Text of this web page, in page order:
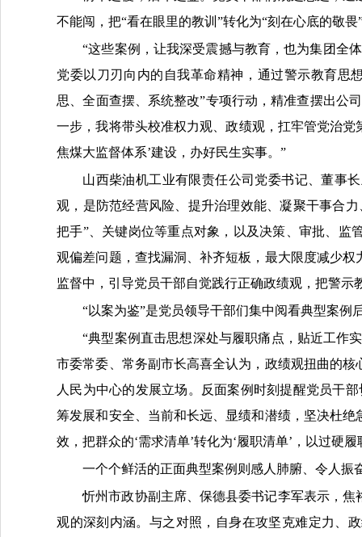
不能闯，把“看在眼里的教训”转化为“刻在心底的敬畏
“这些案例，让我深受震撼与教育，也为集团全
党委以刀刃向内的自我革命精神，通过警示教育思
思、全面查摆、系统整改”专项行动，精准查摆出公
一步，我将带头校准权力观、政绩观，扛牢管党治党
焦煤大监督体系’建设，办好民生实事。”
山西柴油机工业有限责任公司党委书记、董事
观，是防范经营风险、提升治理效能、凝聚干事合
把手”、关键岗位等重点对象，以及决策、审批、监
观偏差问题，查找漏洞、补齐短板，最大限度减少
监督中，引导党员干部自觉践行正确政绩观，把警
“以案为鉴”是党员领导干部们集中阅看典型案例
“典型案例直击思想深处与履职痛点，贴近工作
市委常委、常务副市长高喜全认为，政绩观扭曲的
人民为中心的发展立场。反面案例时刻提醒党员干
筹发展和安全、当前和长远、显绩和潜绩，坚决杜
效，把群众的‘需求清单’转化为‘履职清单’，以过硬
一个个鲜活的正面典型案例则感人肺腑、令人振
忻州市政协副主席、保德县委书记李军表示，
观的深刻内涵。与之对照，自身在攻坚克难定力、